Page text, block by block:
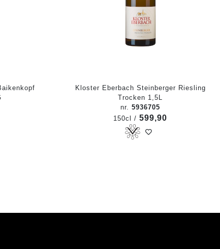
Kloster Eberbach Steinberger Riesling
Trocken 1,5L
nr.5936705
150cl / 599,90